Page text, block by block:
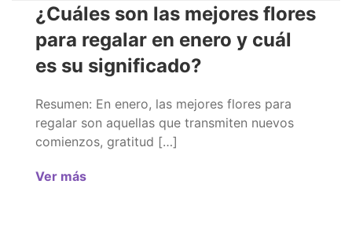
¿Cuáles son las mejores flores
para regalar en enero y cuál
es su significado?
Resumen: En enero, las mejores flores para
regalar son aquellas que transmiten nuevos
comienzos, gratitud […]
Ver más